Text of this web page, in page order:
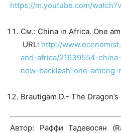
https://m.youtube.com/
См.: China in Africa. One
URL: http://
and-africa/21639554-
now-backlash-one-among-
Brautigam D.- The Dragon’s
Автор: Раффи Тадевосян